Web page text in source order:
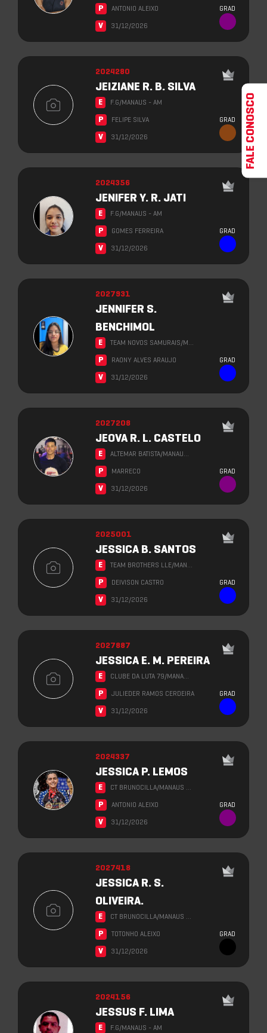
P ANTONIO ALEIXO
V 31/12/2026
GRAD
2024280
JEIZIANE R. B. SILVA
E F.G/MANAUS - AM
P FELIPE SILVA
V 31/12/2026
GRAD
2024356
JENIFER Y. R. JATI
E F.G/MANAUS - AM
P GOMES FERREIRA
V 31/12/2026
GRAD
2027931
JENNIFER S.
BENCHIMOL
E TEAM NOVOS SAMURAIS/M…
P RAONY ALVES ARAUJO
V 31/12/2026
GRAD
2027208
JEOVA R. L. CASTELO
E ALTEMAR BATISTA/MANAU…
P MARRECO
V 31/12/2026
GRAD
2025001
JESSICA B. SANTOS
E TEAM BROTHERS LLE/MAN…
P DEIVISON CASTRO
V 31/12/2026
GRAD
2027887
JESSICA E. M. PEREIRA
E CLUBE DA LUTA 79/MANA…
P JULIEDER RAMOS CERDEIRA
V 31/12/2026
GRAD
2024337
JESSICA P. LEMOS
E CT BRUNOCILLA/MANAUS …
P ANTONIO ALEIXO
V 31/12/2026
GRAD
2027418
JESSICA R. S.
OLIVEIRA.
E CT BRUNOCILLA/MANAUS …
P TOTONHO ALEIXO
V 31/12/2026
GRAD
2024156
JESSUS F. LIMA
E F.G/MANAUS - AM
FALE CONOSCO